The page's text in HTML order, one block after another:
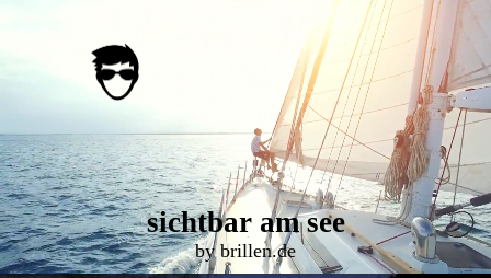
sichtbar am see
by brillen.de